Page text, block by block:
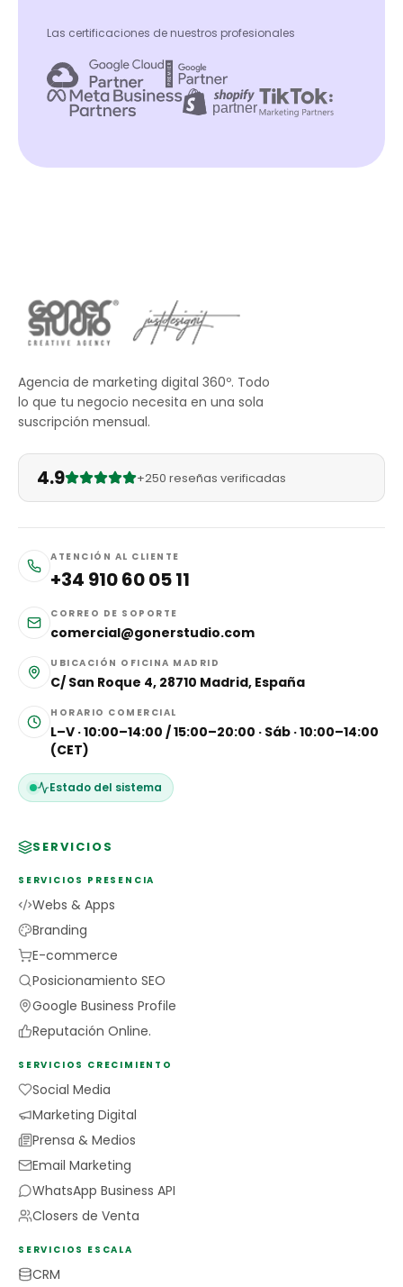
Las certificaciones de nuestros profesionales
Agencia de marketing digital 360º. Todo
lo que tu negocio necesita en una sola
suscripción mensual.
4.9 +250 reseñas verificadas
ATENCIÓN AL CLIENTE
+34 910 60 05 11
CORREO DE SOPORTE
comercial@gonerstudio.com
UBICACIÓN OFICINA MADRID
C/ San Roque 4, 28710 Madrid, España
HORARIO COMERCIAL
L–V · 10:00–14:00 / 15:00–20:00 · Sáb · 10:00–14:00
(CET)
Estado del sistema
SERVICIOS
SERVICIOS PRESENCIA
Webs & Apps
Branding
E-commerce
Posicionamiento SEO
Google Business Profile
Reputación Online.
SERVICIOS CRECIMIENTO
Social Media
Marketing Digital
Prensa & Medios
Email Marketing
WhatsApp Business API
Closers de Venta
SERVICIOS ESCALA
CRM